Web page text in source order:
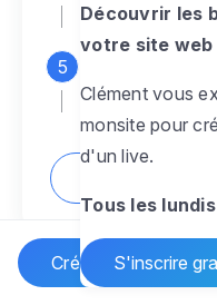
Créer un site
présenter
pour rendre
Découvrir les
votre site web
Clément vous
monsite pour
d'un live.
Tous les
S'inscrire